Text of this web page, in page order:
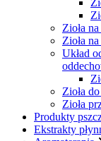
Zioła
Zioła
Układ
Zioła
Zioła
Produkty
Ekstrakty